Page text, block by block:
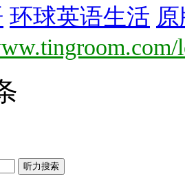
环球英语生活
听力搜索